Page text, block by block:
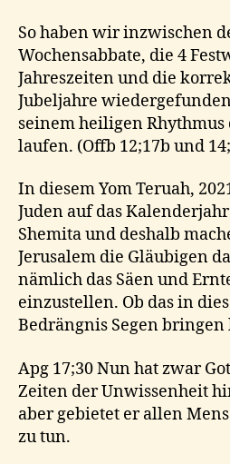
So haben wir inzwischen
Wochensabbate, die 4
Jahreszeiten und die
Jubeljahre
seinem heiligen Rhythmus
laufen. (Offb 12;17b und
In diesem Yom Teruah,
Juden auf das
Shemita und deshalb
Jerusalem die Gläubigen
nämlich das Säen und
einzustellen. Ob das in
Bedrängnis Segen bringen
Apg 17;30 Nun hat zwar
Zeiten der Unwissenheit
aber gebietet er allen
zu tun.